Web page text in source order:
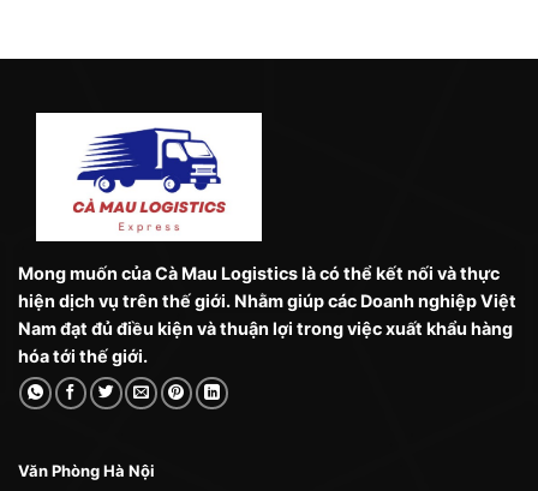
Mong muốn của Cà Mau Logistics là có thể kết nối và thực
hiện dịch vụ trên thế giới. Nhằm giúp các Doanh nghiệp Việt
Nam đạt đủ điều kiện và thuận lợi trong việc xuất khẩu hàng
hóa tới thế giới.
Văn Phòng Hà Nội